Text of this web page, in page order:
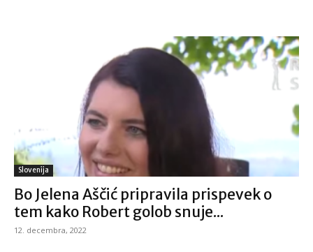
Slovenija
Bo Jelena Aščić pripravila prispevek o
tem kako Robert golob snuje...
12. decembra, 2022